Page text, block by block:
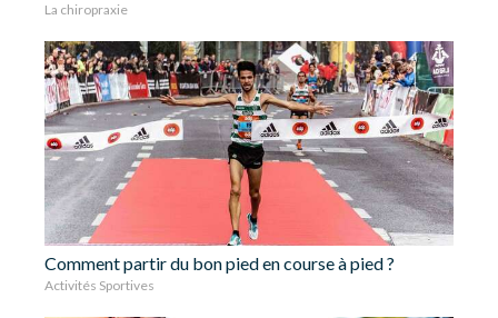
La chiropraxie
Comment partir du bon pied en course à pied ?
Activités Sportives